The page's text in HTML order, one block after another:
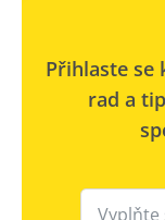
Přihlaste se
rad a